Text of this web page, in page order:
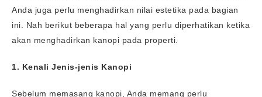
Anda juga perlu menghadirkan nilai estetika pada bagian
ini. Nah berikut beberapa hal yang perlu diperhatikan ketika
akan menghadirkan kanopi pada properti.
1. Kenali Jenis-jenis Kanopi
Sebelum memasang kanopi, Anda memang perlu